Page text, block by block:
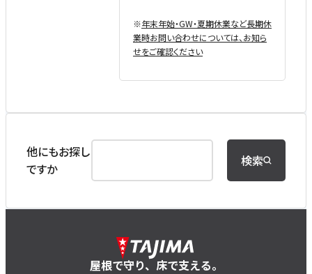
※年末年始・GW・夏期休業など⻑期休
業時お問い合わせについては、お知ら
せをご確認ください
他にもお探し
ですか
検索
屋根で守り、床で支える。